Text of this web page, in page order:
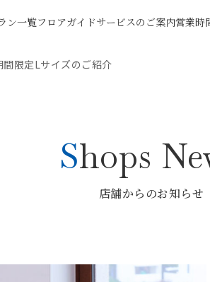
ン一覧フロアガイドサービスのご案内営業時
間限定Lサイズのご紹介
Shops
店舗からのお知らせ